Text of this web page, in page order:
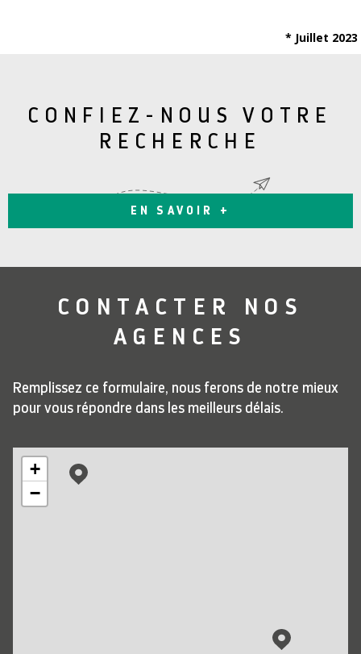
* Juillet 2023
CONFIEZ-NOUS VOTRE
RECHERCHE
EN SAVOIR +
CONTACTER
NOS
AGENCES
Remplissez ce formulaire, nous ferons de notre mieux
pour vous répondre dans les meilleurs délais.
+
−